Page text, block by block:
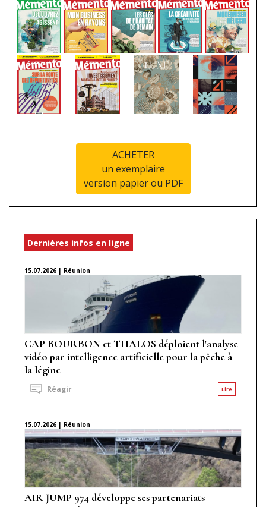
ACHETER
un exemplaire
version papier ou PDF
Dernières infos en ligne
15.07.2026 | Réunion
CAP BOURBON et THALOS déploient l'analyse
vidéo par intelligence artificielle pour la pêche à
la légine
Lire
Réagir
15.07.2026 | Réunion
AIR JUMP 974 développe ses partenariats